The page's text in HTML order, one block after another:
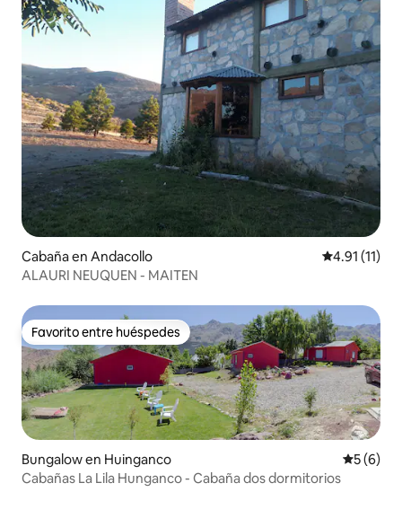
Cabaña en Andacollo Calificación
4.91 (11)
ALAURI NEUQUEN - MAITEN
Favorito entre huéspedes
Favorito entre huéspedes
Bungalow en Huinganco
5 (6)
Cabañas La Lila Hunganco - Cabaña dos dormitorios